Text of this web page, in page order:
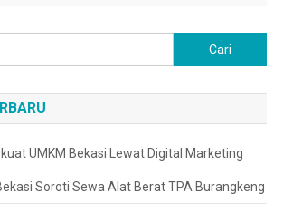
untuk:
UMKM Bekasi Lewat Digital Marketing
Soroti Sewa Alat Berat TPA Burangkeng